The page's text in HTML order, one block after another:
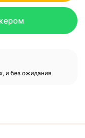
и без ожидания